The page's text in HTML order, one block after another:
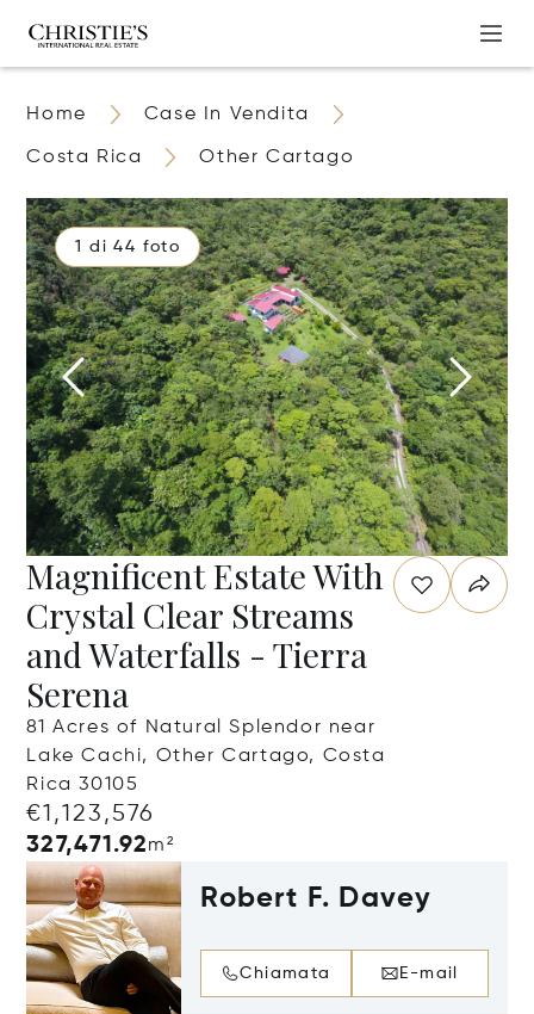
Home Case In Vendita
Costa Rica Other Cartago
1 di 44 foto
Magnificent Estate With
Crystal Clear Streams
and Waterfalls - Tierra
Serena
81 Acres of Natural Splendor near
Lake Cachi, Other Cartago, Costa
Rica 30105
€1,123,576
327,471.92m²
Robert F. Davey
Chiamata E-mail